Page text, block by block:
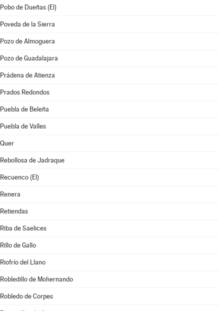
Pobo de Dueñas (El)
Poveda de la Sierra
Pozo de Almoguera
Pozo de Guadalajara
Prádena de Atienza
Prados Redondos
Puebla de Beleña
Puebla de Valles
Quer
Rebollosa de Jadraque
Recuenco (El)
Renera
Retiendas
Riba de Saelices
Rillo de Gallo
Riofrío del Llano
Robledillo de Mohernando
Robledo de Corpes